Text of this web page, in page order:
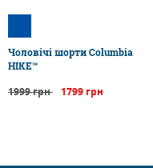
Чоловічі шорти Columbia
HIKE™
1999 грн 1799 грн